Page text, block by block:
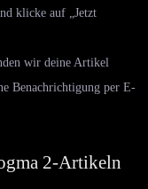
klicke auf „Jetzt
wir deine Artikel
Benachrichtigung per E-
2-Artikeln